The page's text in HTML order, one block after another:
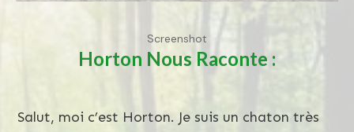
Screenshot
Horton Nous Raconte :
Salut, moi c’est Horton. Je suis un chaton très